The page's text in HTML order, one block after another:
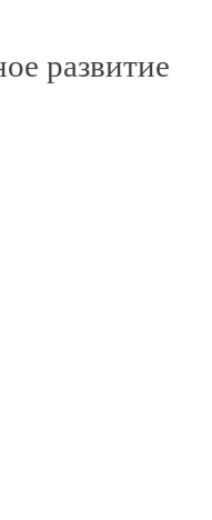
развитие